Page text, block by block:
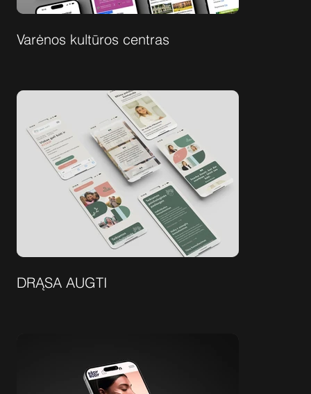
Varėnos kultūros centras
DRĄSA AUGTI